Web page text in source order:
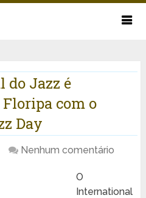
do Jazz é
com o
Day
Nenhum comentário
O
International